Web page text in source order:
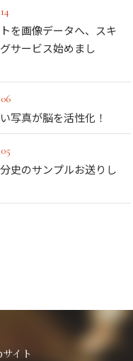
を画像データへ、スキ
サービス始めまし
写真が脳を活性化！
史のサンプルお送りし
イト